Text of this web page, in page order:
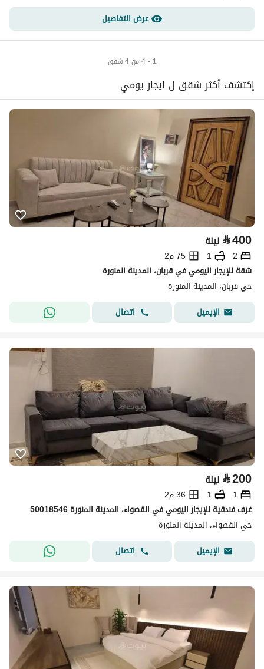
عرض التفاصيل
1 - 4 من 4 شقق
إكتشف أكثر شقق ل ايجار يومي
⃁400 ليلة
2
1
75 م2
شقة للإيجار اليومي في قربان، المدينة المنورة
حي قربان، المدينة المنورة
الإيميل
اتصال
⃁200 ليلة
1
1
36 م2
غرف فندقية للإيجار اليومي في القصواء، المدينة المنورة 50018546
حي القصواء، المدينة المنورة
الإيميل
اتصال